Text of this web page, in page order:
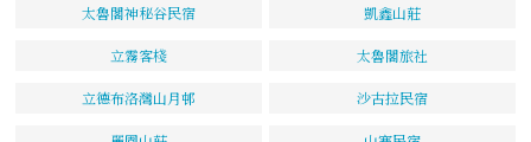
太魯閣神秘谷民宿 凱鑫山莊
立霧客棧 太魯閣旅社
立德布洛灣山月邨 沙古拉民宿